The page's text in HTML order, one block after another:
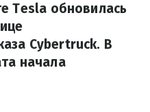
Tesla обновилась
Cybertruck. В
начала